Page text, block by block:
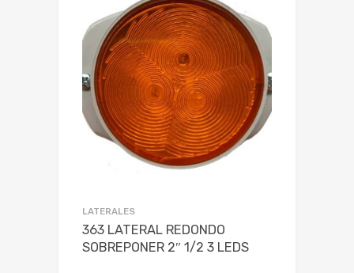
LATERALES
363 LATERAL REDONDO
SOBREPONER 2″ 1/2 3 LEDS